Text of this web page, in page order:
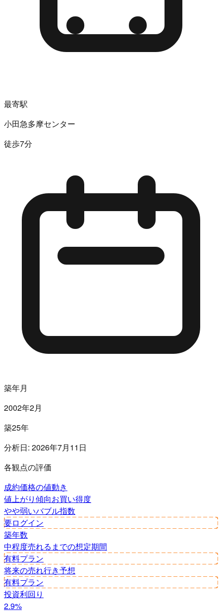
最寄駅
小田急多摩センター
徒歩7分
築年月
2002年2月
築25年
分析日: 2026年7月11日
各観点の評価
成約価格の値動き
値上がり傾向お買い得度
やや弱いバブル指数
要ログイン
築年数
中程度売れるまでの想定期間
有料プラン
将来の売れ行き予想
有料プラン
投資利回り
2.9%